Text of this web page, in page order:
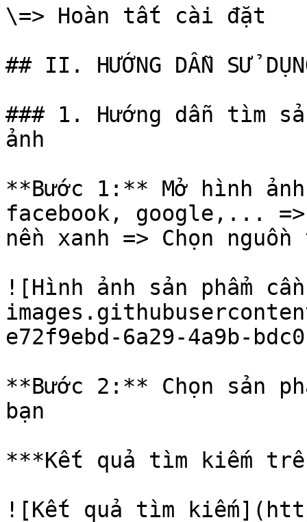
\=> Hoàn tất cài đặt
## II. HƯỚNG DẪN SỬ
### 1. Hướng dẫn tìm
ảnh
**Bước 1:** Mở hình
facebook, google,...
nền xanh => Chọn
![Hình ảnh sản phẩm
e72f9ebd-6a29-4a9b-
**Bước 2:** Chọn sản
bạn
***Kết quả tìm kiếm
![Kết quả tìm